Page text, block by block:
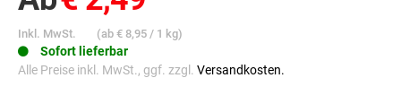
Inkl. MwSt. (ab € 8,95 / 1 kg)
Sofort lieferbar
Alle Preise inkl. MwSt., ggf. zzgl. Versandkosten.